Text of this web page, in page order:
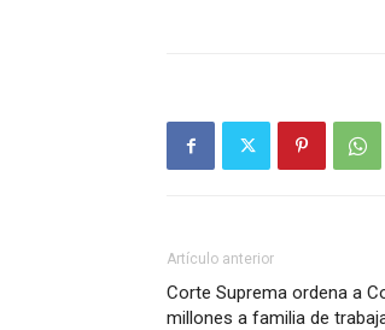
Artículo anterior
Corte Suprema ordena a
millones a familia de